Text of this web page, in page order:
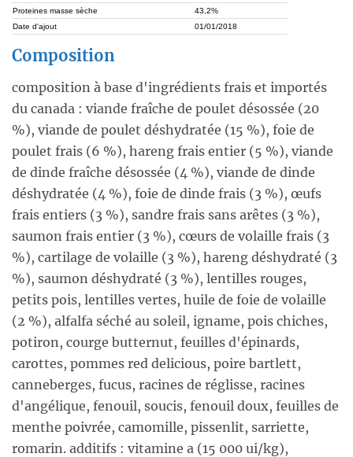
Proteines masse sèche
43,2%
Date d'ajout
01/01/2018
Composition
composition à base d'ingrédients frais et importés
du canada : viande fraîche de poulet désossée (20
%), viande de poulet déshydratée (15 %), foie de
poulet frais (6 %), hareng frais entier (5 %), viande
de dinde fraîche désossée (4 %), viande de dinde
déshydratée (4 %), foie de dinde frais (3 %), œufs
frais entiers (3 %), sandre frais sans arêtes (3 %),
saumon frais entier (3 %), cœurs de volaille frais (3
%), cartilage de volaille (3 %), hareng déshydraté (3
%), saumon déshydraté (3 %), lentilles rouges,
petits pois, lentilles vertes, huile de foie de volaille
(2 %), alfalfa séché au soleil, igname, pois chiches,
potiron, courge butternut, feuilles d'épinards,
carottes, pommes red delicious, poire bartlett,
canneberges, fucus, racines de réglisse, racines
d'angélique, fenouil, soucis, fenouil doux, feuilles de
menthe poivrée, camomille, pissenlit, sarriette,
romarin. additifs : vitamine a (15 000 ui/kg),